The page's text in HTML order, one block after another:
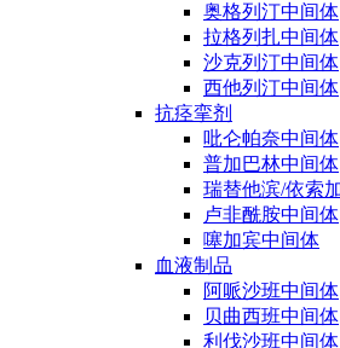
奥格列汀中间体
拉格列扎中间体
沙克列汀中间体
西他列汀中间体
抗痉挛剂
吡仑帕奈中间体
普加巴林中间体
瑞替他滨/依索
卢非酰胺中间体
噻加宾中间体
血液制品
阿哌沙班中间体
贝曲西班中间体
利伐沙班中间体